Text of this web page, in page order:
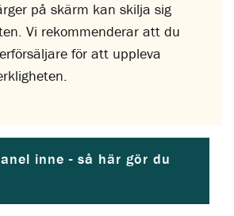
på skärm kan skilja sig
Vi rekommenderar att du
för att uppleva
inne - så här gör du